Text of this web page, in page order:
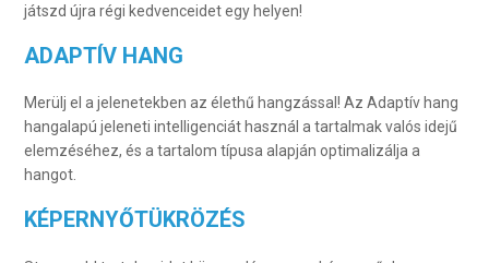
játszd újra régi kedvenceidet egy helyen!
ADAPTÍV HANG
Merülj el a jelenetekben az élethű hangzással! Az Adaptív hang
hangalapú jeleneti intelligenciát használ a tartalmak valós idejű
elemzéséhez, és a tartalom típusa alapján optimalizálja a
hangot.
KÉPERNYŐTÜKRÖZÉS